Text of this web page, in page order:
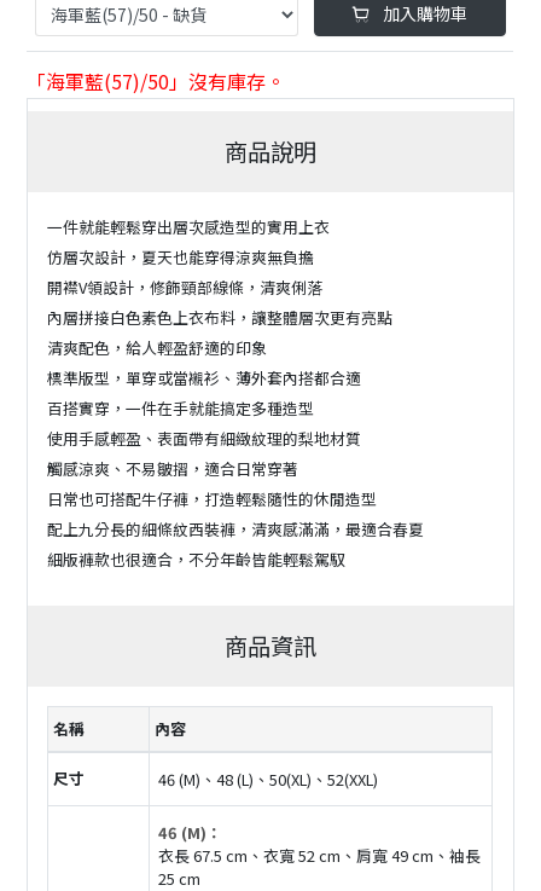
加入購物車
「海軍藍(57)/50」沒有庫存。
商品說明
一件就能輕鬆穿出層次感造型的實用上衣
仿層次設計，夏天也能穿得涼爽無負擔
開襟V領設計，修飾頸部線條，清爽俐落
內層拼接白色素色上衣布料，讓整體層次更有亮點
清爽配色，給人輕盈舒適的印象
標準版型，單穿或當襯衫、薄外套內搭都合適
百搭實穿，一件在手就能搞定多種造型
使用手感輕盈、表面帶有細緻紋理的梨地材質
觸感涼爽、不易皺摺，適合日常穿著
日常也可搭配牛仔褲，打造輕鬆隨性的休閒造型
配上九分長的細條紋西裝褲，清爽感滿滿，最適合春夏
細版褲款也很適合，不分年齡皆能輕鬆駕馭
商品資訊
名稱 內容
尺寸 46 (M)、48 (L)、50(XL)、52(XXL)
46 (M)：
衣長 67.5 cm、衣寬 52 cm、肩寬 49 cm、袖長
25 cm